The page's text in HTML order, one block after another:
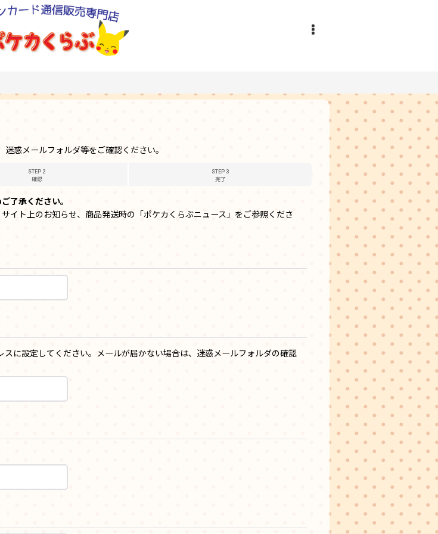
惑メールフォルダ等をご確認ください。
STEP 2
確認
STEP 3
完了
了承ください。
イト上のお知らせ、商品発送時の「ポケカくらぶニュース」をご参照くださ
に設定してください。メールが届かない場合は、迷惑メールフォルダの確認